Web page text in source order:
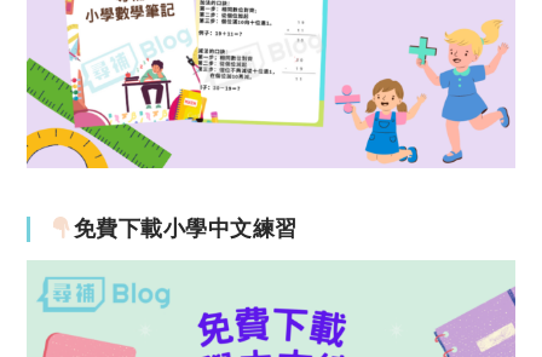
免費下載小學中文練習